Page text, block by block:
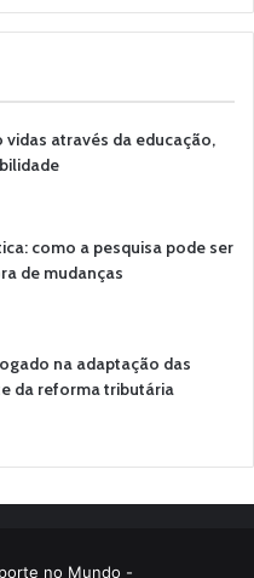
através da educação,
como a pesquisa pode ser
de mudanças
na adaptação das
da reforma tributária
no Mundo -